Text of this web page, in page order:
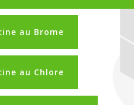
au Brome
au Chlore